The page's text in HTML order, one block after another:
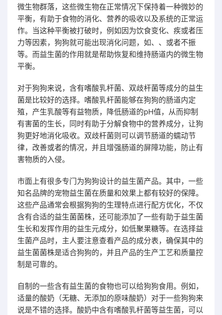
微生物群落，这些微生物在正常情况下保持着一种微妙的
平衡，有助于食物的消化、营养的吸收以及系统的正常运
作。当这种平衡被打破时，例如因为饮食变化、疾或者压
力等因素，狗狗就可能出现消化问题，如、、或者不振
等。而益生菌的作用就是帮助恢复和维持肠道内的微生物
平衡。
对于狗狗来说，含有嗜酸乳杆菌、双歧杆菌等成分的益生
菌是比较好的选择。嗜酸乳杆菌能够在狗狗的肠道内定
殖，产生乳酸等有益物质，降低肠道的pH值，从而抑制
有害菌的生长，同时有助于分解食物中的营养成分，让狗
狗更好地消化吸收。双歧杆菌则可以调节肠道的蠕动节
律，改善或者的情况，并且增强肠道的屏障功能，防止有
害物质的入侵。
市面上有很多专门为狗狗设计的益生菌产品。其中，一些
知名品牌的宠物益生菌在质量和效果上都有较好的保障。
这些产品通常会根据狗狗的生理特点进行配方优化，不仅
含有合适的益生菌菌株，还可能添加了一些有助于益生菌
生长和发挥作用的益生元成分，如低聚果糖等。在选择益
生菌产品时，主人要注意查看产品的成分表，确保其中的
益生菌菌株是适合狗狗的，并且产品的生产工艺和质量控
制是可靠的。
自制的一些含有益生菌的食物也可以给狗狗食用。例如，
适量的酸奶（无糖、无添加的原味酸奶）对于一些狗狗来
说是不错的选择。酸奶中含有嗜酸乳杆菌等益生菌，可以